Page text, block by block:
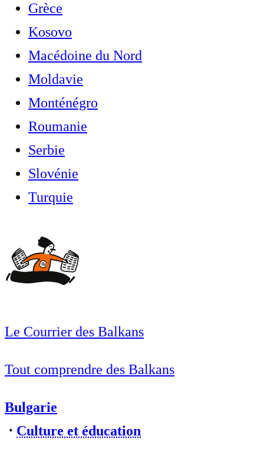
Grèce
Kosovo
Macédoine du Nord
Moldavie
Monténégro
Roumanie
Serbie
Slovénie
Turquie
Le Courrier des Balkans
Tout comprendre des Balkans
Bulgarie
⋅ Culture et éducation